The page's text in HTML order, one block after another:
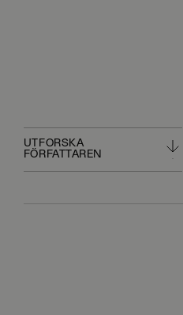
UTFORSKA
FÖRFATTAREN